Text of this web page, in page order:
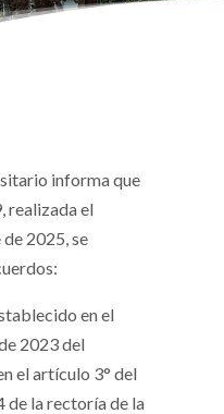
informa que
realizada el
2025, se
en el
2023 del
el artículo 3° del
la rectoría de la